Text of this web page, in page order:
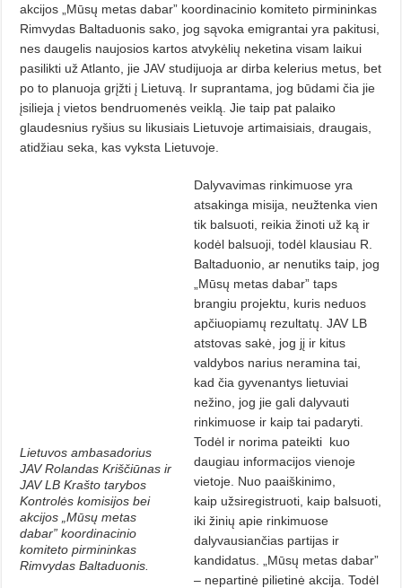
akcijos „Mūsų metas dabar” koordinacinio komiteto pirmininkas
Rimvydas Baltaduonis sako, jog sąvoka emigrantai yra pakitusi,
nes daugelis naujosios kartos atvykėlių neketina visam laikui
pasilikti už Atlanto, jie JAV studijuoja ar dirba kelerius metus, bet
po to planuoja grįžti į Lietuvą. Ir suprantama, jog būdami čia jie
įsilieja į vietos bendruomenės veiklą. Jie taip pat palaiko
glaudesnius ryšius su likusiais Lietuvoje artimaisiais, draugais,
atidžiau seka, kas vyksta Lietuvoje.
Lietuvos ambasadorius
JAV Rolandas Kriščiūnas ir
JAV LB Krašto tarybos
Kontrolės komisijos bei
akcijos „Mūsų metas
dabar” koordinacinio
komiteto pirmininkas
Rimvydas Baltaduonis.
Dalyvavimas rinkimuose yra
atsakinga misija, neužtenka vien
tik balsuoti, reikia žinoti už ką ir
kodėl balsuoji, todėl klausiau R.
Baltaduonio, ar nenutiks taip, jog
„Mūsų metas dabar” taps
brangiu projektu, kuris neduos
apčiuopiamų rezultatų. JAV LB
atstovas sakė, jog jį ir kitus
valdybos narius neramina tai,
kad čia gyvenantys lietuviai
nežino, jog jie gali dalyvauti
rinkimuose ir kaip tai padaryti.
Todėl ir norima pateikti kuo
daugiau informacijos vienoje
vietoje. Nuo paaiškinimo,
kaip užsiregistruoti, kaip balsuoti,
iki žinių apie rinkimuose
dalyvausiančias partijas ir
kandidatus. „Mūsų metas dabar”
– nepartinė pilietinė akcija. Todėl